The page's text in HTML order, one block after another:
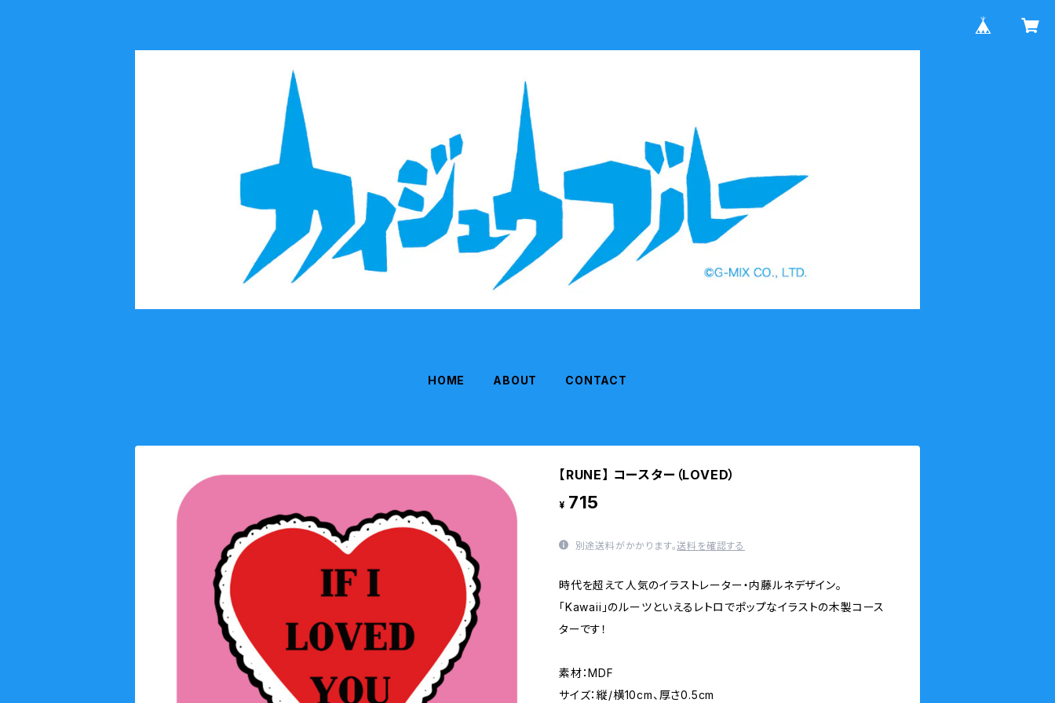
HOME ABOUT CONTACT
【RUNE】 コースター（LOVED）
¥ 715
別途送料がかかります。送料を確認する
時代を超えて人気のイラストレーター・内藤ルネデザイン。
「Kawaii」のルーツといえるレトロでポップなイラストの木製コース
ターです！
素材：MDF
サイズ：縦/横10cm、厚さ0.5cm